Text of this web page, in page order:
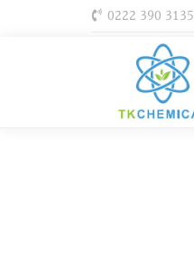
0222 390 3135